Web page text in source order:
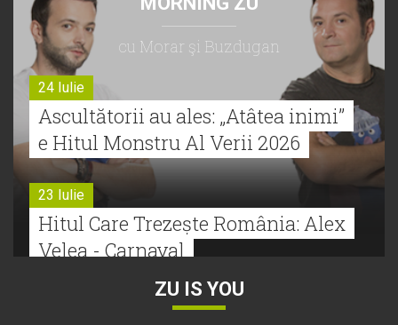
cu Morar şi Buzdugan
24 Iulie
Ascultătorii au ales: „Atâtea inimi”
e Hitul Monstru Al Verii 2026
23 Iulie
Hitul Care Trezește România: Alex
Velea - Carnaval
ZU IS YOU